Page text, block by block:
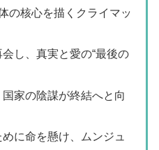
の核心を描くクライマッ
し、真実と愛の“最後の
家の陰謀が終結へと向
に命を懸け、ムンジュ